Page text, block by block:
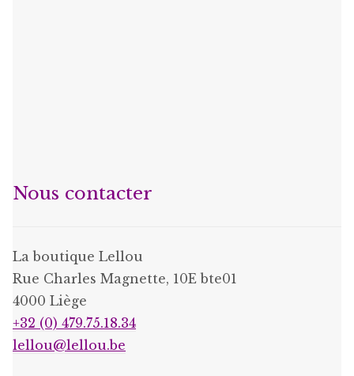
Nous contacter
La boutique Lellou
Rue Charles Magnette, 10E bte01
4000 Liège
+32 (0) 479.75.18.34
lellou@lellou.be